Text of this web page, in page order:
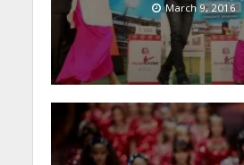
March 9, 2016